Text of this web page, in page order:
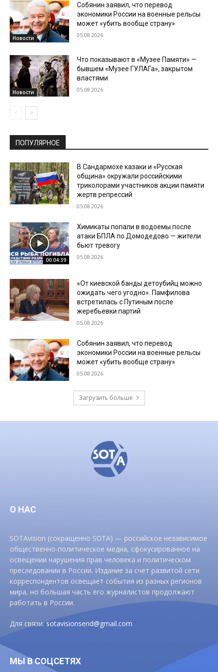
Новости
Собянин заявил, что перевод
экономики России на военные рельсы
может «убить вообще страну»
05.08.2026
Новости
Что показывают в «Музее Памяти» —
бывшем «Музее ГУЛАГа», закрытом
властями
05.08.2026
ПОПУЛЯРНОЕ
В Сандармохе казаки и «Русская
община» окружали российскими
триколорами участников акции памяти
жертв репрессий
05.08.2026
00:04:39
Химикаты попали в водоемы после
атаки БПЛА по Домодедово — жители
бьют тревогу
05.08.2026
«От киевской банды детоубийц можно
ожидать чего угодно». Памфилова
встретилась с Путиным после
жеребьевки партий
05.08.2026
Собянин заявил, что перевод
экономики России на военные рельсы
может «убить вообще страну»
05.08.2026
Загрузить больше
О НАС
SOTAvision (сокращенно SOTA) — российское независимое
общественно-политическое медиа, сфокусированное на
освещении нарушения прав человека и политическом
преследовании в России. Издание за счет развитой сети
корреспондентов освещает события из разных регионов
мира, но большая часть его журналистов продолжают
работать в России.
Для связи:sotavisionsend@gmail.com
МЫ В СОЦСЕТЯХ